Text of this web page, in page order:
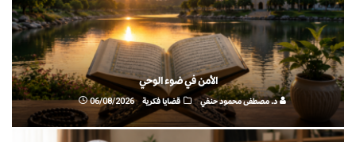
الأمن في ضوء الوحي
د. مصطفى محمود حنفي قضايا فكرية 06/08/2026